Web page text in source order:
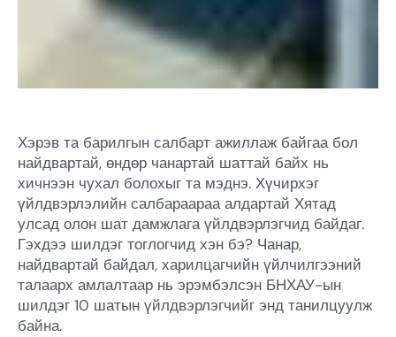
Хэрэв та барилгын салбарт ажиллаж байгаа бол
найдвартай, өндөр чанартай шаттай байх нь
хичнээн чухал болохыг та мэднэ. Хүчирхэг
үйлдвэрлэлийн салбараараа алдартай Хятад
улсад олон шат дамжлага үйлдвэрлэгчид байдаг.
Гэхдээ шилдэг тоглогчид хэн бэ? Чанар,
найдвартай байдал, харилцагчийн үйлчилгээний
талаарх амлалтаар нь эрэмбэлсэн БНХАУ-ын
шилдэг 10 шатын үйлдвэрлэгчийг энд танилцуулж
байна.